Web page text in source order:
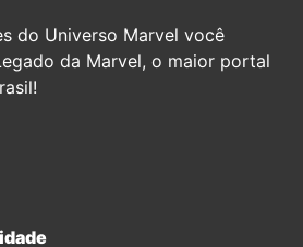
do Universo Marvel você
da Marvel, o maior portal